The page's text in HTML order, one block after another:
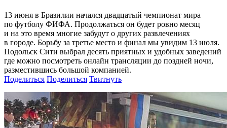
13 июня в Бразилии начался двадцатый чемпионат мира
по футболу ФИФА. Продолжаться он будет ровно месяц
и на это время многие забудут о других развлечениях
в городе. Борьбу за третье место и финал мы увидим 13 июля.
Подольск Сити выбрал десять приятных и удобных заведений
где можно посмотреть онлайн трансляции до поздней ночи,
разместившись большой компанией.
Поделиться Поделиться Твитнуть